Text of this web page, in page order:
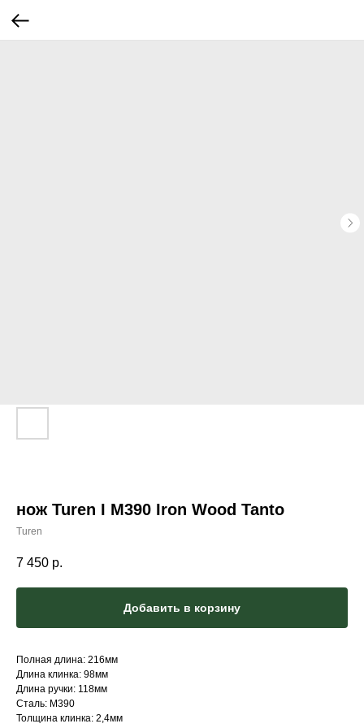
нож Turen I M390 Iron Wood Tanto
Turen
7 450 р.
Добавить в корзину
Полная длина: 216мм
Длина клинка: 98мм
Длина ручки: 118мм
Сталь: M390
Толщина клинка: 2,4мм